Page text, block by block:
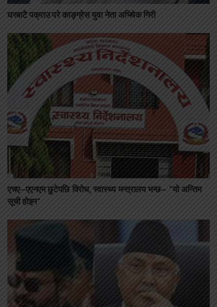
घरबाटै पक्राउ परे काङ्ग्रेस युवा नेता अभिषेक गिरी
एचए–एएनएम छुटेपछि विरोध, स्वास्थ्य मन्त्रालय भन्छ– “यो अन्तिम
सूची होइन”